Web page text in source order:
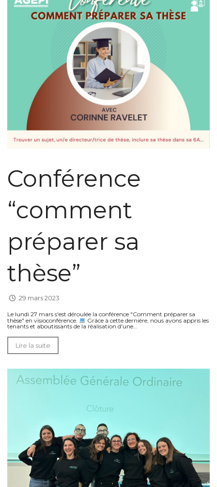
Conférence
“comment
préparer sa
thèse”
29 mars 2023
Le lundi 27 mars s'est déroulée la conférence "Comment préparer sa
thèse" en visioconférence.
Grâce à cette dernière, nous avons appris les
tenants et aboutissants de la réalisation d'une...
Lire la suite